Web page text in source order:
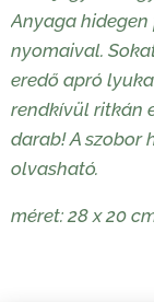
Anyaga
nyomaival.
eredő apró
rendkívül ritkán
darab! A szobor
olvasható.
méret: 28 x 20